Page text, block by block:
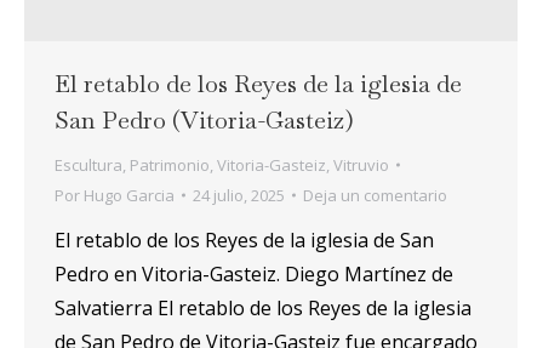
El retablo de los Reyes de la iglesia de
San Pedro (Vitoria-Gasteiz)
Escultura, Patrimonio, Vitoria-Gasteiz, Vitruvio
Por Hugo Garcia 24 julio, 2025 Deja un comentario
El retablo de los Reyes de la iglesia de San
Pedro en Vitoria-Gasteiz. Diego Martínez de
Salvatierra El retablo de los Reyes de la iglesia
de San Pedro de Vitoria-Gasteiz fue encargado